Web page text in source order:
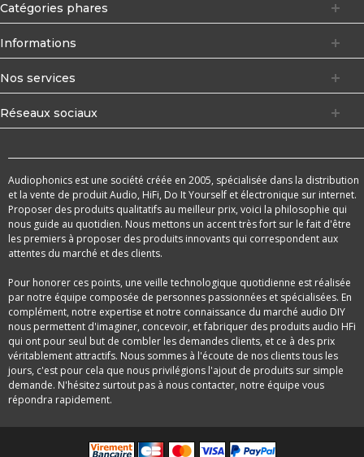
Catégories phares
Informations
Nos services
Réseaux sociaux
Audiophonics est une société créée en 2005, spécialisée dans la distribution
et la vente de produit Audio, HiFi, Do It Yourself et électronique sur internet.
Proposer des produits qualitatifs au meilleur prix, voici la philosophie qui
nous guide au quotidien. Nous mettons un accent très fort sur le fait d'être
les premiers à proposer des produits innovants qui correspondent aux
attentes du marché et des clients.
Pour honorer ces points, une veille technologique quotidienne est réalisée
par notre équipe composée de personnes passionnées et spécialisées. En
complément, notre expertise et notre connaissance du marché audio DIY
nous permettent d'imaginer, concevoir, et fabriquer des produits audio HFi
qui ont pour seul but de combler les demandes clients, et ce à des prix
véritablement attractifs. Nous sommes à l'écoute de nos clients tous les
jours, c'est pour cela que nous privilégions l'ajout de produits sur simple
demande. N'hésitez surtout pas à nous contacter, notre équipe vous
répondra rapidement.